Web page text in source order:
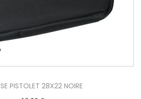
PISTOLET 28X22 NOIRE